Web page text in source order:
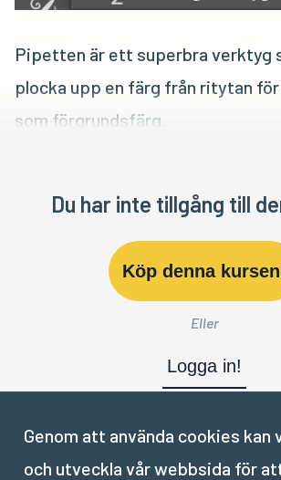
Pipetten är ett superbra verktyg
plocka upp en färg från ritytan
som förgrundsfärg.
Du har inte tillgång till
Köp denna
Eller
Logga in!
Genom att använda cookies kan
och utveckla vår webbsida för